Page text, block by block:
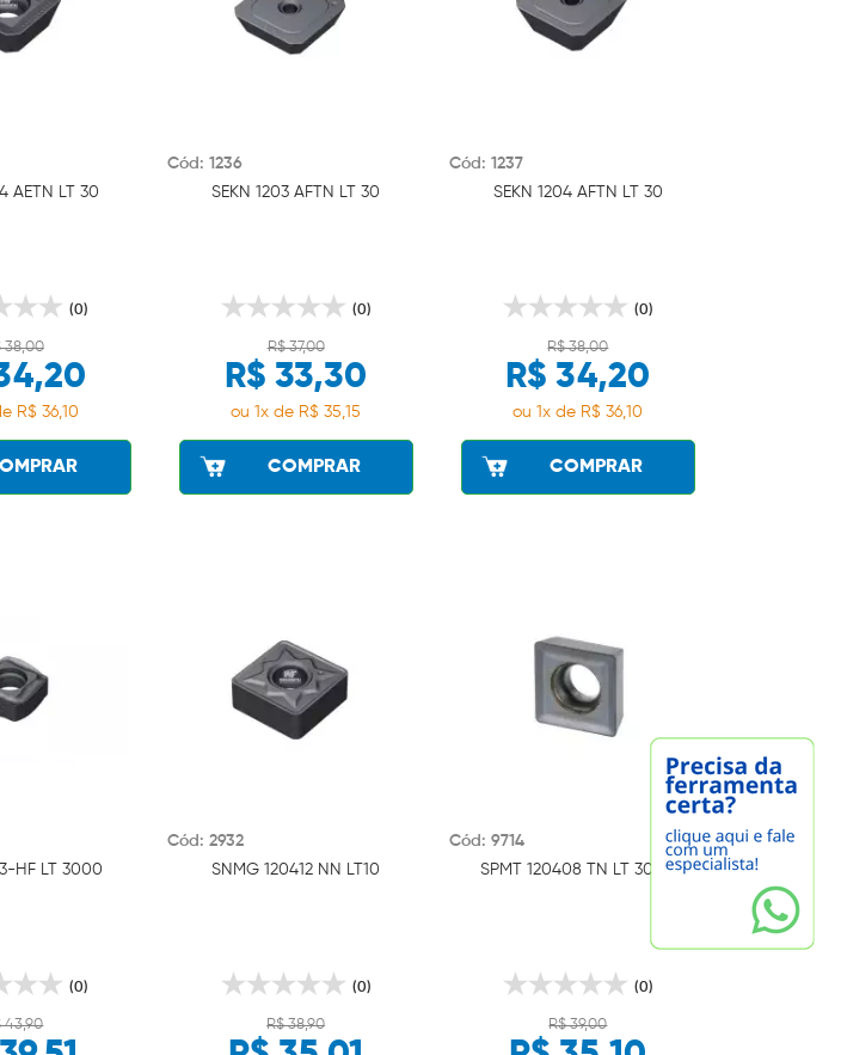
AETN LT 30
(0)
38,00
R$ 36,10
Cód: 1236
SEKN 1203 AFTN LT 30
(0)
R$ 37,00
R$ 33,30
ou 1x de R$ 35,15
COMPRAR
Cód: 1237
SEKN 1204 AFTN LT 30
(0)
R$ 38,00
R$ 34,20
ou 1x de R$ 36,10
COMPRAR
HF LT 3000
(0)
43,90
Cód: 2932
SNMG 120412 NN LT10
(0)
R$ 38,90
Cód: 9714
SPMT 120408 TN LT 3000
(0)
R$ 39,00